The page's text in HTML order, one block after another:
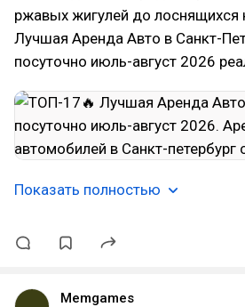
ржавых жигулей до лоснящихся
Лучшая Аренда Авто в Санкт-
посуточно июль-август 2026
Показать полностью
Memgames